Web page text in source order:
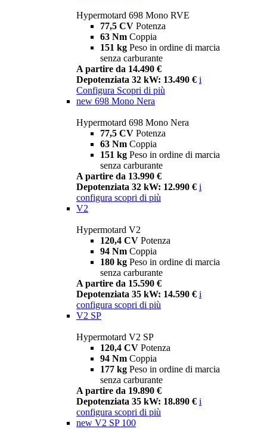
Hypermotard 698 Mono RVE
77,5 CV Potenza
63 Nm Coppia
151 kg Peso in ordine di marcia
senza carburante
A partire da 14.490 €
Depotenziata 32 kW: 13.490 € i
Configura Scopri di più
new 698 Mono Nera
Hypermotard 698 Mono Nera
77,5 CV Potenza
63 Nm Coppia
151 kg Peso in ordine di marcia
senza carburante
A partire da 13.990 €
Depotenziata 32 kW: 12.990 € i
configura scopri di più
V2
Hypermotard V2
120,4 CV Potenza
94 Nm Coppia
180 kg Peso in ordine di marcia
senza carburante
A partire da 15.590 €
Depotenziata 35 kW: 14.590 € i
configura scopri di più
V2 SP
Hypermotard V2 SP
120,4 CV Potenza
94 Nm Coppia
177 kg Peso in ordine di marcia
senza carburante
A partire da 19.890 €
Depotenziata 35 kW: 18.890 € i
configura scopri di più
new V2 SP 100